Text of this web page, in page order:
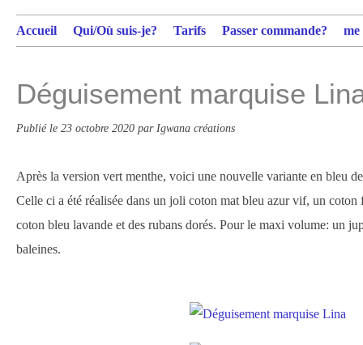
Accueil Qui/Où suis-je? Tarifs Passer commande?
Déguisement marquise
Publié le 23 octobre 2020 par Igwana créations
Après la version vert menthe, voici une nouvelle variante en bleu
Celle ci a été réalisée dans un joli coton mat bleu azur vif, un
coton bleu lavande et des rubans dorés. Pour le maxi volume: un
baleines.